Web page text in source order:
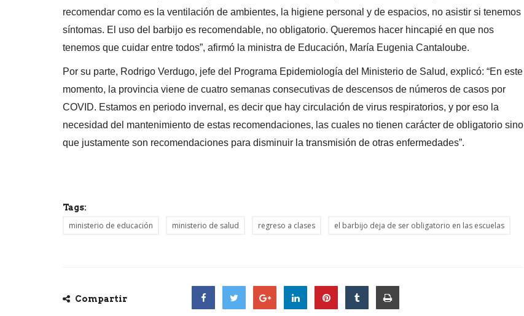
recomendar como es la ventilación de ambientes, la higiene personal y de espacios, no asistir si tenemos
síntomas. El uso del barbijo es recomendable, no obligatorio. Queremos hacer hincapié en que nos
tenemos que cuidar entre todos”, afirmó la ministra de Educación, María Eugenia Cantaloube.
Por su parte, Rodrigo Verdugo, jefe del Programa Epidemiología del Ministerio de Salud, explicó: “En este
momento, la provincia viene de cuatro semanas consecutivas de descensos de números de casos por
COVID. Estamos en periodo invernal, es decir que hay circulación de virus respiratorios, y por eso la
necesidad del mantenimiento de estas recomendaciones, las cuales no tienen carácter de obligatorio sino
que justamente son recomendaciones para disminuir la transmisión de otras enfermedades”.
Tags:
ministerio de educación ministerio de salud regreso a clases el barbijo deja de ser obligatorio en las escuelas
Compartir